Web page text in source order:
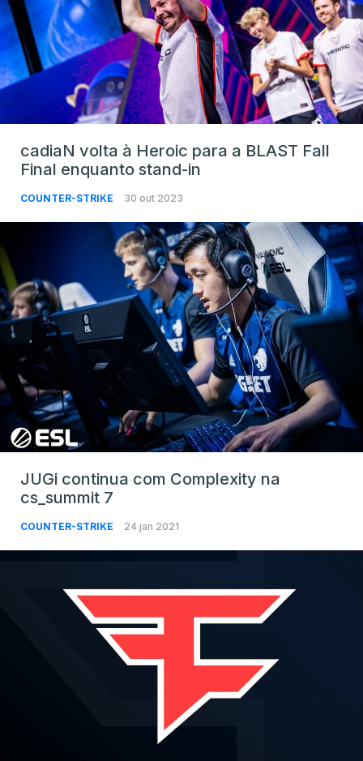
cadiaN volta à Heroic para a BLAST Fall
Final enquanto stand-in
COUNTER-STRIKE 30 out 2023
JUGi continua com Complexity na
cs_summit 7
COUNTER-STRIKE 24 jan 2021